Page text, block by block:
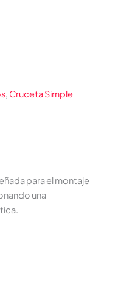
, Cruceta Simple
para el montaje
una